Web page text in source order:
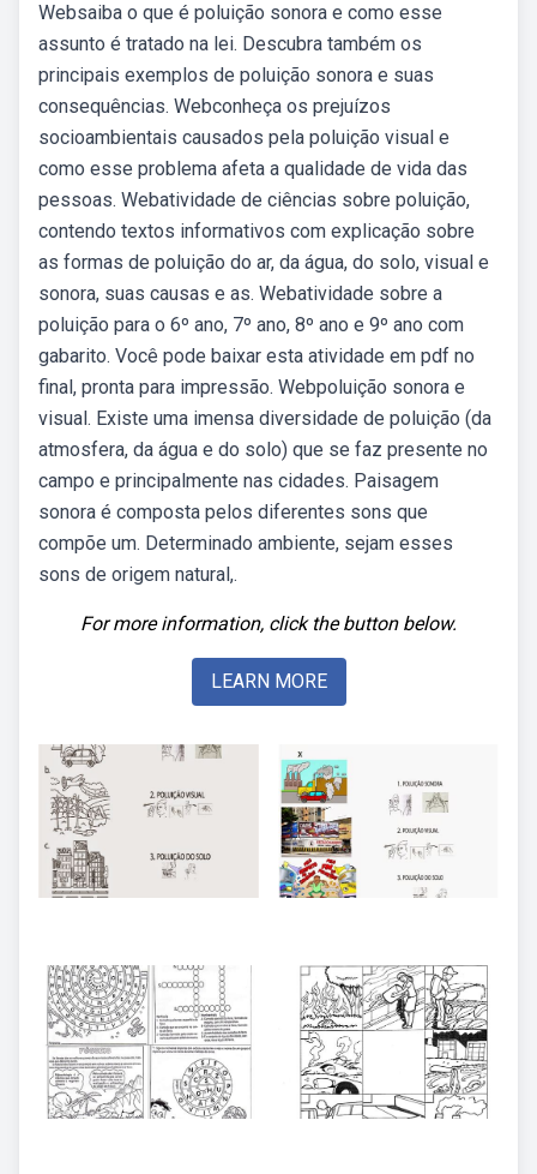
Websaiba o que é poluição sonora e como esse
assunto é tratado na lei. Descubra também os
principais exemplos de poluição sonora e suas
consequências. Webconheça os prejuízos
socioambientais causados pela poluição visual e
como esse problema afeta a qualidade de vida das
pessoas. Webatividade de ciências sobre poluição,
contendo textos informativos com explicação sobre
as formas de poluição do ar, da água, do solo, visual e
sonora, suas causas e as. Webatividade sobre a
poluição para o 6º ano, 7º ano, 8º ano e 9º ano com
gabarito. Você pode baixar esta atividade em pdf no
final, pronta para impressão. Webpoluição sonora e
visual. Existe uma imensa diversidade de poluição (da
atmosfera, da água e do solo) que se faz presente no
campo e principalmente nas cidades. Paisagem
sonora é composta pelos diferentes sons que
compõe um. Determinado ambiente, sejam esses
sons de origem natural,.
For more information, click the button below.
LEARN MORE